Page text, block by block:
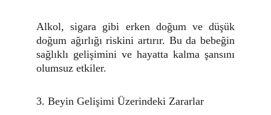
Alkol, sigara gibi erken doğum ve düşük
doğum ağırlığı riskini artırır. Bu da bebeğin
sağlıklı gelişimini ve hayatta kalma şansını
olumsuz etkiler.
3. Beyin Gelişimi Üzerindeki Zararlar